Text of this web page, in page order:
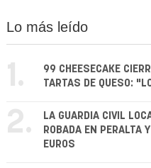
Lo más leído
1.
99 CHEESECAKE
TARTAS DE QUESO:
2.
LA GUARDIA CIVIL
ROBADA EN PERALTA
EUROS